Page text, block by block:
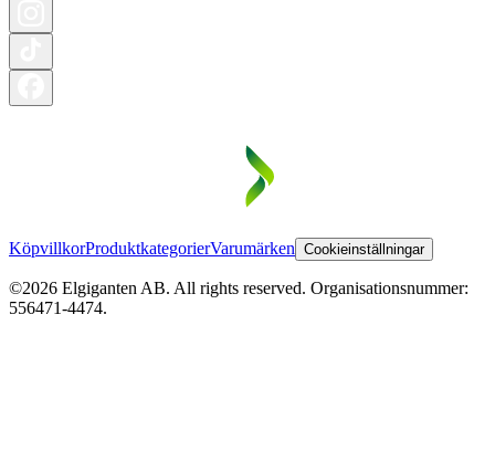
KöpvillkorProduktkategorierVarumärken Cookieinställningar
©2026 Elgiganten AB. All rights reserved. Organisationsnummer:
556471-4474.